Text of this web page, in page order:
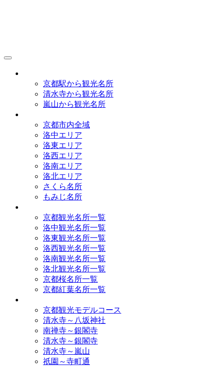
京都駅から観光名所
清水寺から観光名所
嵐山から観光名所
京都市内全域
洛中エリア
洛東エリア
洛西エリア
洛南エリア
洛北エリア
さくら名所
もみじ名所
京都観光名所一覧
洛中観光名所一覧
洛東観光名所一覧
洛西観光名所一覧
洛南観光名所一覧
洛北観光名所一覧
京都桜名所一覧
京都紅葉名所一覧
京都観光モデルコース
清水寺～八坂神社
南禅寺～銀閣寺
清水寺～銀閣寺
清水寺～嵐山
祇園～寺町通